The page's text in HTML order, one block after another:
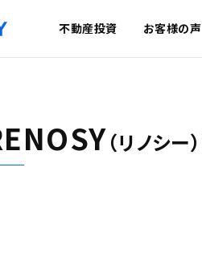
不動産投資 お客様の声
（リノシー）